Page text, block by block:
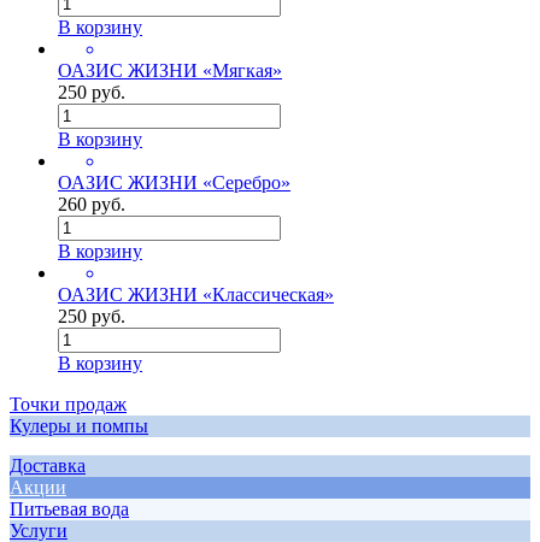
В корзину
ОАЗИС ЖИЗНИ «Мягкая»
250 руб.
В корзину
ОАЗИС ЖИЗНИ «Серебро»
260 руб.
В корзину
ОАЗИС ЖИЗНИ «Классическая»
250 руб.
В корзину
Точки продаж
Кулеры и помпы
Доставка
Акции
Питьевая вода
Услуги